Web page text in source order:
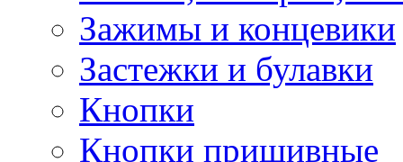
Зажимы и концевики
Застежки и булавки
Кнопки
Кнопки пришивные